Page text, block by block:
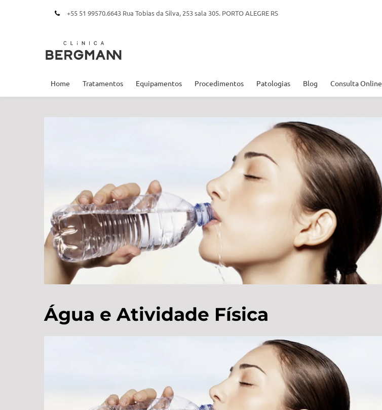
+55 51 99570.6643 Rua Tobias da Silva, 253 sala 305. PORTO ALEGRE RS
Home Tratamentos Equipamentos Procedimentos Patologias Blog Consulta Online
Água e Atividade Física